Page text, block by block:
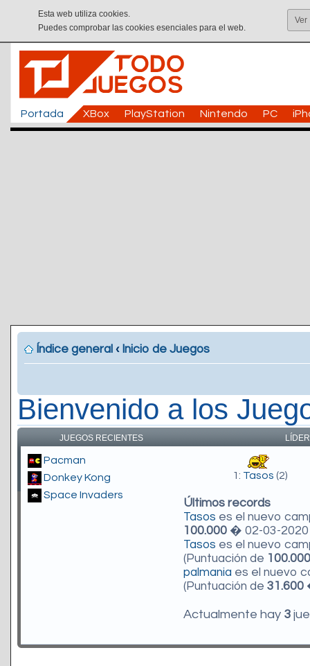
Esta web utiliza cookies.
Puedes comprobar las cookies esenciales para el web.
Ver
Portada XBox PlayStation Nintendo PC
Índice general ‹ Inicio de Juegos
Bienvenido a los
JUEGOS RECIENTES
Pacman
Donkey Kong
Space Invaders
1: Tasos (2)
Últimos records
Tasos es el nuevo
100.000 � 02-03-2020
Tasos es el nuevo
(Puntuación de 100.000
palmania es el nuevo
(Puntuación de 31.600
Actualmente hay 3